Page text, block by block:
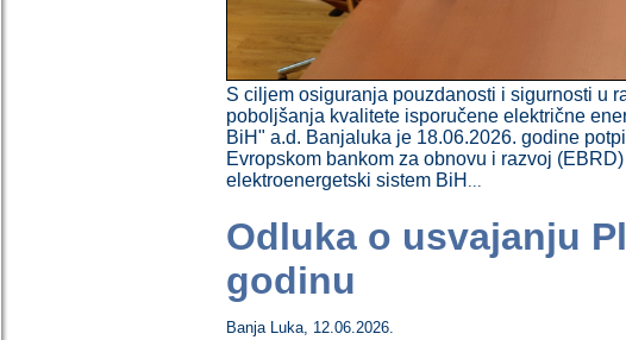
S ciljem osiguranja pouzdanosti i sigurnosti u
poboljšanja kvalitete isporučene električne
BiH" a.d. Banjaluka je 18.06.2026. godine
Evropskom bankom za obnovu i razvoj
elektroenergetski sistem BiH ...
Odluka o usvajanju
godinu
Banja Luka, 12.06.2026.